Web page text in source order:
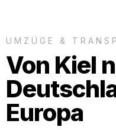
UMZÜGE &
Von Kiel
Europa